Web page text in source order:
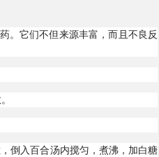
。它们不但来源丰富，而且不良反
倒入百合汤内搅匀，煮沸，加白糖